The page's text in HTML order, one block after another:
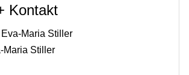
Kontakt
Eva-Maria Stiller
Maria Stiller